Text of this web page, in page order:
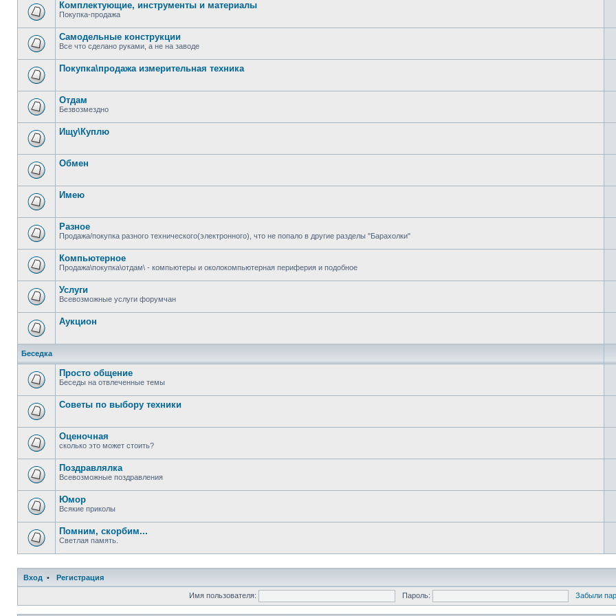
Комплектующие, инструменты и материалы
Покупка-продажа
Самодельные конструкции
Все что сделано руками, а не на заводе
Покупка\продажа измерительная техника
Отдам
Безвозмездно
Ищу\Куплю
Обмен
Имею
Разное
Продажа/покупка разного технического(электронного), что не попало в другие разделы "Барахолки"
Компьютерное
Продажа\покупка\отдам\ - компьютеры и околокомпьютерная периферия и подобное
Услуги
Всевозможные услуги форумчан
Аукцион
Беседка
Просто общение
Беседы на отвлеченные темы
Советы по выбору техники
Оценочная
сколько это может стоить?
Поздравлялка
Всевозможные поздравления
Юмор
Всякие приколы
Помним, скорбим...
Светлая память.
Вход • Регистрация
Имя пользователя: Пароль: Забыли